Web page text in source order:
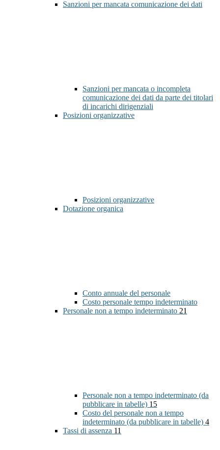
Sanzioni per mancata comunicazione dei dati
Sanzioni per mancata o incompleta
comunicazione dei dati da parte dei titolari
di incarichi dirigenziali
Posizioni organizzative
Posizioni organizzative
Dotazione organica
Conto annuale del personale
Costo personale tempo indeterminato
Personale non a tempo indeterminato 21
Personale non a tempo indeterminato (da
pubblicare in tabelle) 15
Costo del personale non a tempo
indeterminato (da pubblicare in tabelle) 4
Tassi di assenza 11